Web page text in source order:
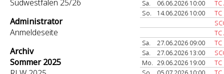
Südwestfalen 25/26
Administrator
Anmeldeseite
Archiv
Sommer 2025
Sa.
06.06.2026 10:00
So.
14.06.2026 10:00
Sa.
27.06.2026 09:00
Sa.
27.06.2026 13:00
Mo. 29.06.2026 19:00